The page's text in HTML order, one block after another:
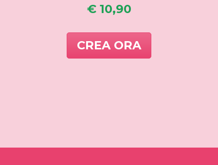
€ 10,90
CREA ORA